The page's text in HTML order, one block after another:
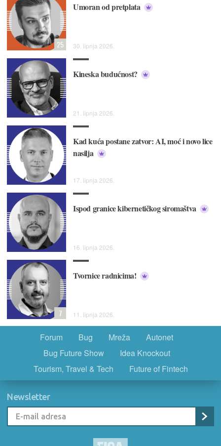
Umoran od pretplata
30. lipnja 2026.
25
Kineska budućnost?
21. lipnja 2026.
Kad kuća postane zatvor: AI, moć i novo lice
nasilja
17. lipnja 2026.
Ispod granice kibernetičkog siromaštva
16. lipnja 2026.
Tvornice radnicima!
11. lipnja 2026.
7
Forum Bug Mreža
Autonet
Bug Future Show
Idea Knockout
Tourism, Travel & Tech
Future of Fintech
Newsletter